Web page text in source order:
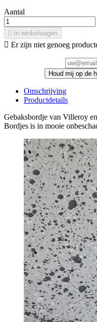
Aantal
 In winkelwagen
 Er zijn niet genoeg
Houd mij op de
Omschrijving
Productdetails
Gebaksbordje van Villeroy
Bordjes is in mooie